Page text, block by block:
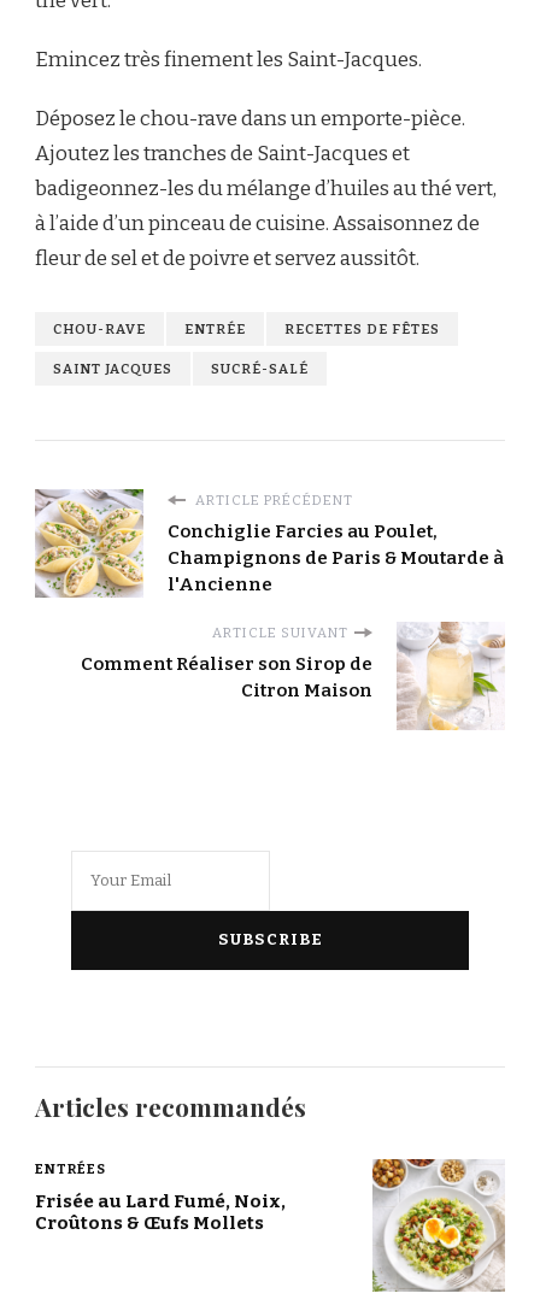
Emincez très finement les Saint-Jacques.
Déposez le chou-rave dans un emporte-pièce.
Ajoutez les tranches de Saint-Jacques et
badigeonnez-les du mélange d’huiles au thé vert,
à l’aide d’un pinceau de cuisine. Assaisonnez de
fleur de sel et de poivre et servez aussitôt.
CHOU-RAVE ENTRÉE RECETTES DE FÊTES
SAINT JACQUES SUCRÉ-SALÉ
ARTICLE PRÉCÉDENT
Conchiglie Farcies au Poulet,
Champignons de Paris & Moutarde à
l'Ancienne
ARTICLE SUIVANT
Comment Réaliser son Sirop de
Citron Maison
Articles recommandés
ENTRÉES
Frisée au Lard Fumé, Noix,
Croûtons & Œufs Mollets